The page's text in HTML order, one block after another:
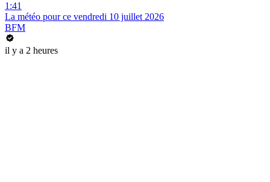
1:41
La météo pour ce vendredi 10 juillet 2026
BFM
il y a 2 heures